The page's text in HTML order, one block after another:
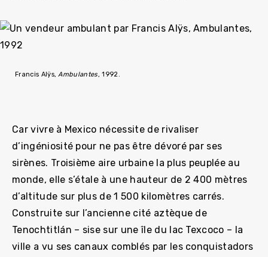
Francis Alÿs, Ambulantes, 1992.
Car vivre à Mexico nécessite de rivaliser
d’ingéniosité pour ne pas être dévoré par ses
sirènes. Troisième aire urbaine la plus peuplée au
monde, elle s’étale à une hauteur de 2 400 mètres
d’altitude sur plus de 1 500 kilomètres carrés.
Construite sur l’ancienne cité aztèque de
Tenochtitlán – sise sur une île du lac Texcoco – la
ville a vu ses canaux comblés par les conquistadors